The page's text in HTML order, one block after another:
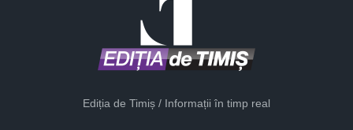
Ediția de Timiș / Informații în timp real